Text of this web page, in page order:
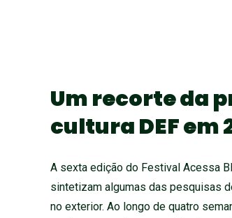
Um recorte da
cultura DEF em
A sexta edição do Festival Acessa
sintetizam algumas das pesquisas
no exterior. Ao longo de quatro